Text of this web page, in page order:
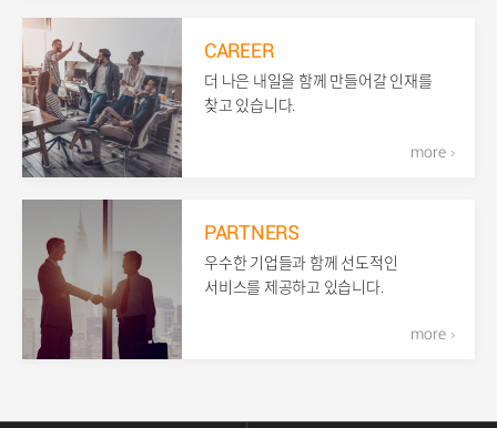
CAREER
더 나은 내일을 함께 만들어갈 인재를
찾고 있습니다.
more
PARTNERS
우수한 기업들과 함께 선도적인
서비스를 제공하고 있습니다.
more